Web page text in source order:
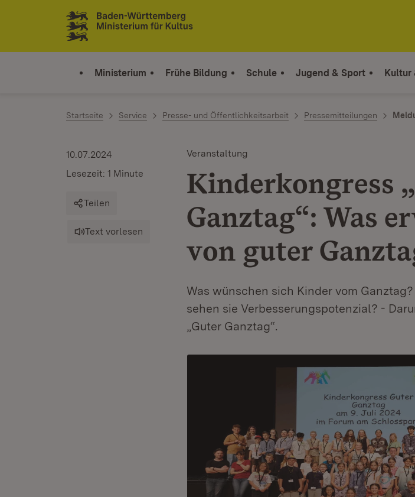
Zum Inhalt springen
Link zur Startseite
Ministerium Frühe Bildung Schule Jugend & Sport Kultur
Startseite Service Presse- und Öffentlichkeitsarbeit Pressemitteilungen
Veranstaltung
Kinderkongress
Ganztag“: Was
von guter
Was wünschen sich Kinder vom
sehen sie Verbesserungspotenzial? -
„Guter Ganztag“.
10.07.2024
Lesezeit: 1 Minute
Teilen
Text vorlesen